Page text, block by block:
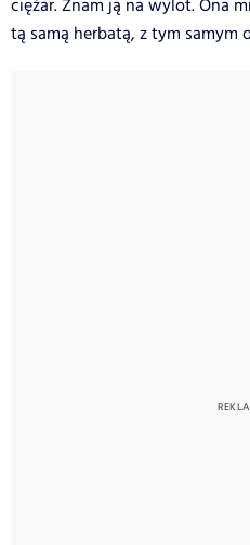
ciężar. Znam ją na wylot. Ona
tą samą herbatą, z tym samym